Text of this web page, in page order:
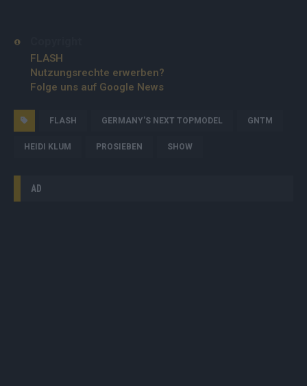
FLASH
Nutzungsrechte erwerben?
Folge uns auf Google News
FLASH GERMANY'S NEXT TOPMODEL GNTM
HEIDI KLUM PROSIEBEN SHOW
AD